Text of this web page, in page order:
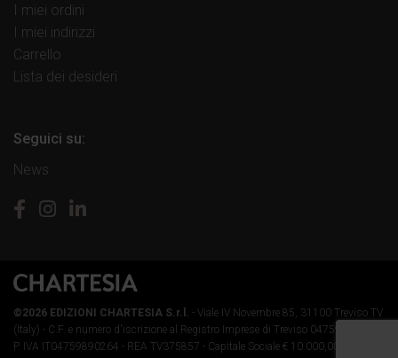
I miei ordini
I miei indirizzi
Carrello
Lista dei desideri
Seguici su:
News
©2026 EDIZIONI CHARTESIA S.r.l. - Viale IV Novembre 85, 31100 Treviso TV
(Italy) - C.F. e numero d'iscrizione al Registro Imprese di Treviso 04759890264 -
P. IVA IT04759890264 - REA TV375857 - Capitale Sociale € 10.000,00 i.v.